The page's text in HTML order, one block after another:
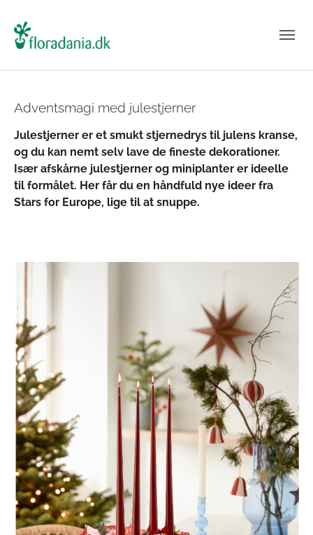
Adventsmagi med julestjerner
Julestjerner er et smukt stjernedrys til julens kranse,
og du kan nemt selv lave de fineste dekorationer.
Især afskårne julestjerner og miniplanter er ideelle
til formålet. Her får du en håndfuld nye ideer fra
Stars for Europe, lige til at snuppe.